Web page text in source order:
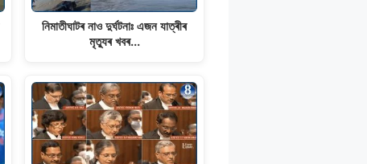
নিমাতীঘাটৰ নাও দুৰ্ঘটনাঃ এজন যাত্ৰীৰ
মৃত্যুৰ খবৰ...